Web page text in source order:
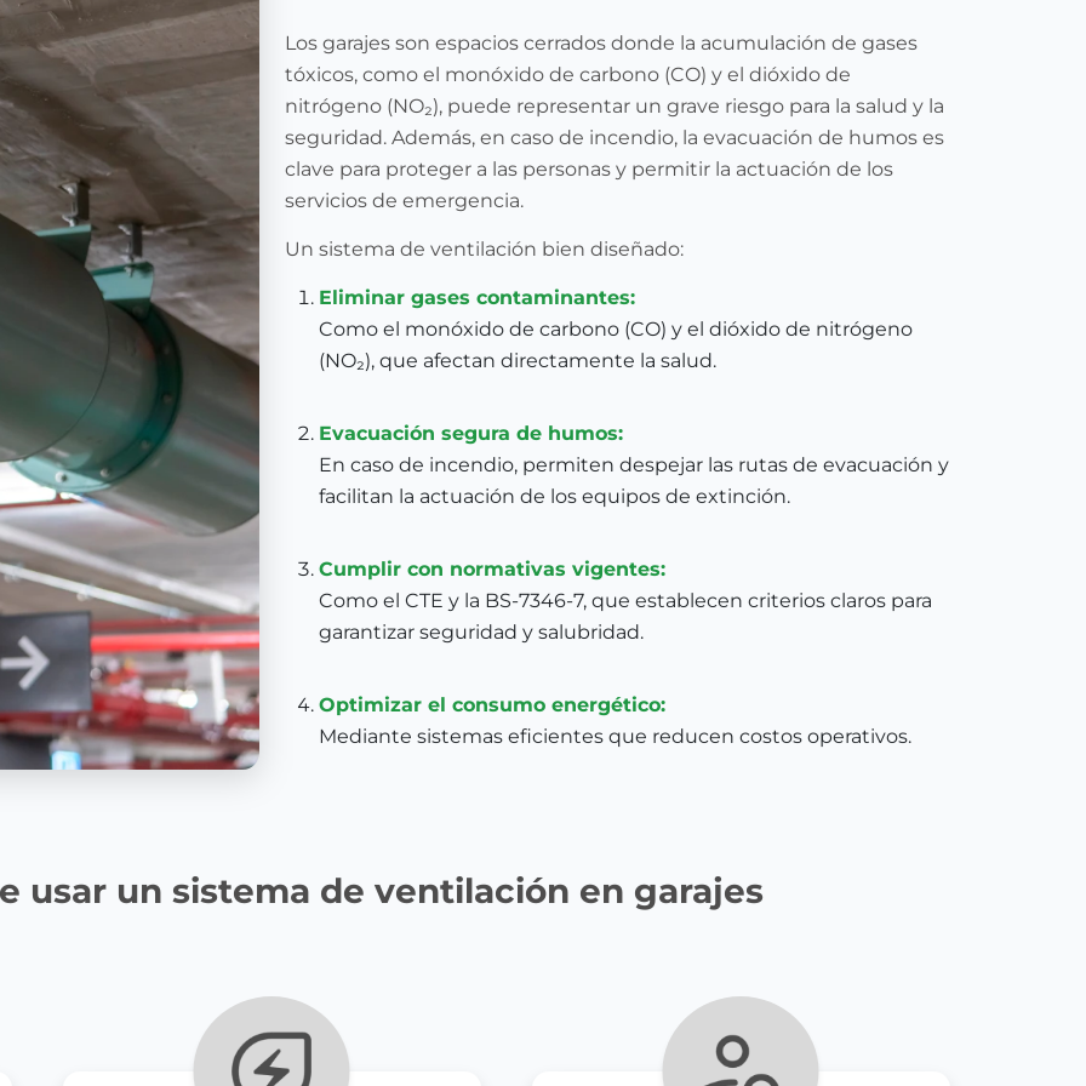
Los garajes son espacios cerrados donde la acumulación de gases
tóxicos, como el monóxido de carbono (CO) y el dióxido de
nitrógeno (NO₂), puede representar un grave riesgo para la salud y la
seguridad. Además, en caso de incendio, la evacuación de humos es
clave para proteger a las personas y permitir la actuación de los
servicios de emergencia.
Un sistema de ventilación bien diseñado:
Eliminar gases contaminantes:
Como el monóxido de carbono (CO) y el dióxido de nitrógeno
(NO₂), que afectan directamente la salud.
Evacuación segura de humos:
En caso de incendio, permiten despejar las rutas de evacuación y
facilitan la actuación de los equipos de extinción.
Cumplir con normativas vigentes:
Como el CTE y la BS-7346-7, que establecen criterios claros para
garantizar seguridad y salubridad.
Optimizar el consumo energético:
Mediante sistemas eficientes que reducen costos operativos.
usar un sistema de ventilación en garajes